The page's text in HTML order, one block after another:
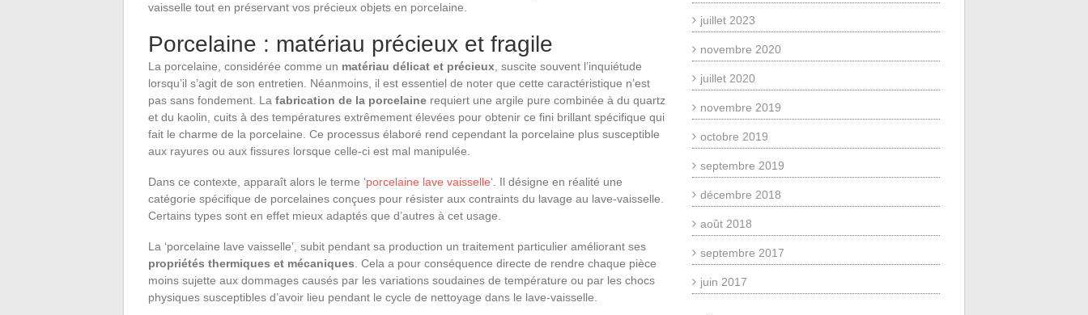
vaisselle tout en préservant vos précieux objets en porcelaine.
Porcelaine : matériau précieux et fragile
La porcelaine, considérée comme un matériau délicat et précieux , suscite souvent l’inquiétude
lorsqu’il s’agit de son entretien. Néanmoins, il est essentiel de noter que cette caractéristique n’est
pas sans fondement. La fabrication de la porcelaine requiert une argile pure combinée à du quartz
et du kaolin, cuits à des températures extrêmement élevées pour obtenir ce fini brillant spécifique qui
fait le charme de la porcelaine. Ce processus élaboré rend cependant la porcelaine plus susceptible
aux rayures ou aux fissures lorsque celle-ci est mal manipulée.
Dans ce contexte, apparaît alors le terme ‘porcelaine lave vaisselle‘. Il désigne en réalité une
catégorie spécifique de porcelaines conçues pour résister aux contraints du lavage au lave-vaisselle.
Certains types sont en effet mieux adaptés que d’autres à cet usage.
La ‘porcelaine lave vaisselle’, subit pendant sa production un traitement particulier améliorant ses
propriétés thermiques et mécaniques . Cela a pour conséquence directe de rendre chaque pièce
moins sujette aux dommages causés par les variations soudaines de température ou par les chocs
physiques susceptibles d’avoir lieu pendant le cycle de nettoyage dans le lave-vaisselle.
juillet 2023
novembre 2020
juillet 2020
novembre 2019
octobre 2019
septembre 2019
décembre 2018
août 2018
septembre 2017
juin 2017